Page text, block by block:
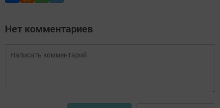
Нет комментариев